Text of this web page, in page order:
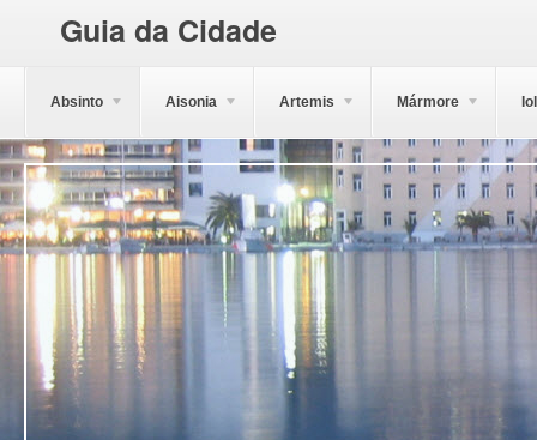
Guia da Cidade
Absinto Aisonia Artemis Mármore